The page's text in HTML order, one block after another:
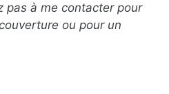
pas à me contacter pour
ou pour un